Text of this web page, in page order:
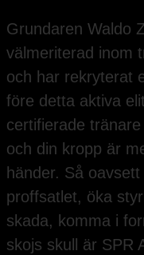
Grundaren Waldo
välmeriterad inom
och har rekryterat
före detta aktiva
certifierade
och din kropp är
händer. Så
proffsatlet, öka
skada, komma i
skojs skull är SPR